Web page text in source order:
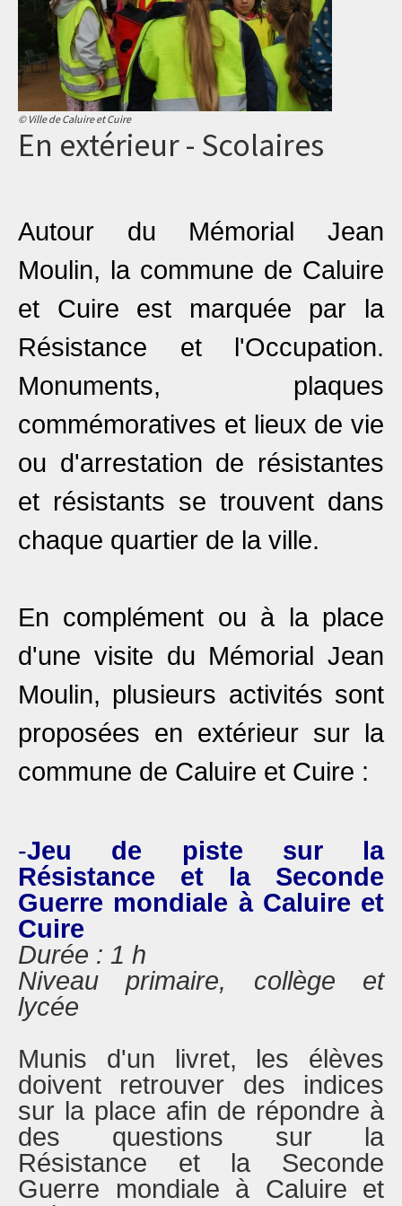
© Ville de Caluire et Cuire
En extérieur - Scolaires
Autour du Mémorial Jean
Moulin, la commune de Caluire
et Cuire est marquée par la
Résistance et l'Occupation.
Monuments, plaques
commémoratives et lieux de vie
ou d'arrestation de résistantes
et résistants se trouvent dans
chaque quartier de la ville.
En complément ou à la place
d'une visite du Mémorial Jean
Moulin, plusieurs activités sont
proposées en extérieur sur la
commune de Caluire et Cuire :
-Jeu de piste sur la
Résistance et la Seconde
Guerre mondiale à Caluire et
Cuire
Durée : 1 h
Niveau primaire, collège et
lycée
Munis d'un livret, les élèves
doivent retrouver des indices
sur la place afin de répondre à
des questions sur la
Résistance et la Seconde
Guerre mondiale à Caluire et